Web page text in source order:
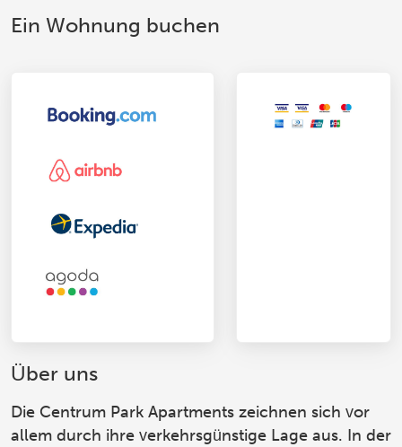
Ein Wohnung buchen
Über uns
Die Centrum Park Apartments zeichnen sich vor
allem durch ihre verkehrsgünstige Lage aus. In der